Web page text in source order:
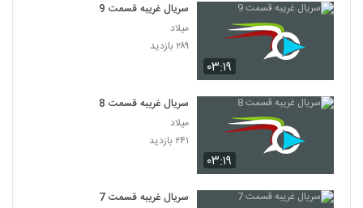
۰۳:۱۹
سریال غریبه قسمت 9
میلاد
۲۸۹ بازدید
۰۳:۱۹
سریال غریبه قسمت 8
میلاد
۲۴۱ بازدید
سریال غریبه قسمت 7